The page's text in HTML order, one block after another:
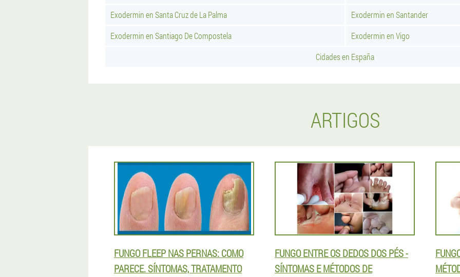
Exodermin en Santa Cruz de La Palma
Exodermin en Santander
Exodermin en Santiago De Compostela
Exodermin en Vigo
Cidades en España
ARTIGOS
FUNGO FLEEP NAS PERNAS: COMO
PARECE. SÍNTOMAS, TRATAMENTO
FUNGO ENTRE OS DEDOS DOS PÉS -
SÍNTOMAS E MÉTODOS DE